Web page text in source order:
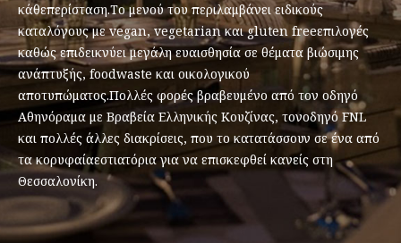
κάθεπερίσταση.Το μενού του περιλαμβάνει ειδικούς
καταλόγους με vegan, vegetarian και gluten freeεπιλογές
καθώς επιδεικνύει μεγάλη ευαισθησία σε θέματα βιώσιμης
ανάπτυξής, foodwaste και οικολογικού
αποτυπώματος.Πολλές φορές βραβευμένο από τον οδηγό
Αθηνόραμα με Βραβεία Ελληνικής Κουζίνας, τονοδηγό FNL
και πολλές άλλες διακρίσεις, που το κατατάσσουν σε ένα από
τα κορυφαίαεστιατόρια για να επισκεφθεί κανείς στη
Θεσσαλονίκη.